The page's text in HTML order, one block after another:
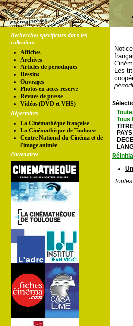
Recherches spécifiques dans les
collections
Affiches
Archives
Articles de périodiques
Dessins
Ouvrages
Photos en accés réservé
Revues de presse
Vidéos (DVD et VHS)
Répertoires
La Cinémathèque française
La Cinémathèque de Toulouse
Centre National du Cinéma et de
l'image animée
Partenaires
Les
Tous
TITRE
PAYS